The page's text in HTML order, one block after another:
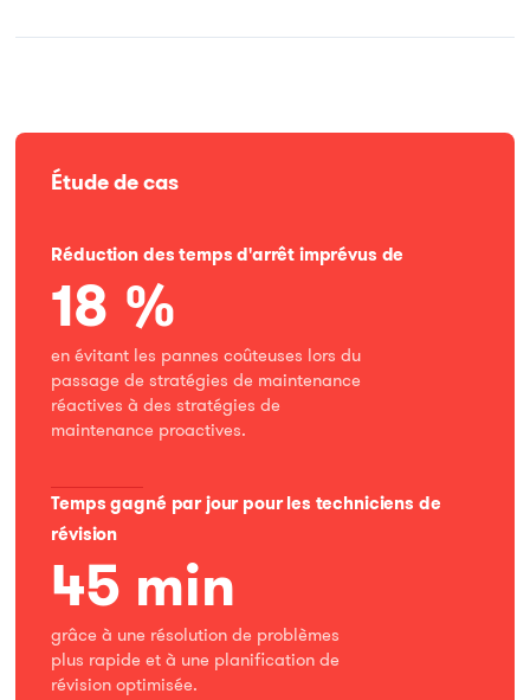
Étude de cas
Réduction des temps d'arrêt imprévus de
18 %
en évitant les pannes coûteuses lors du
passage de stratégies de maintenance
réactives à des stratégies de
maintenance proactives.
Temps gagné par jour pour les techniciens de
révision
45 min
grâce à une résolution de problèmes
plus rapide et à une planification de
révision optimisée.